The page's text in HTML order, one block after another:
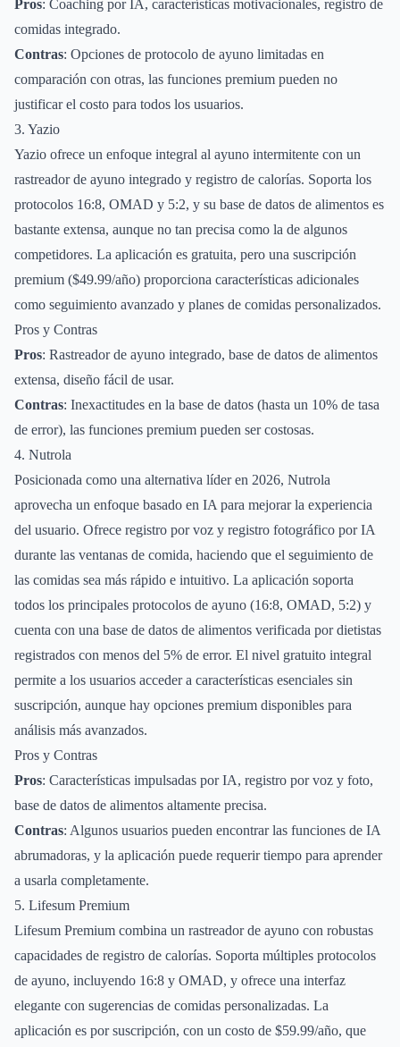
Pros: Coaching por IA, características motivacionales, registro de
comidas integrado.
Contras: Opciones de protocolo de ayuno limitadas en
comparación con otras, las funciones premium pueden no
justificar el costo para todos los usuarios.
3. Yazio
Yazio ofrece un enfoque integral al ayuno intermitente con un
rastreador de ayuno integrado y registro de calorías. Soporta los
protocolos 16:8, OMAD y 5:2, y su base de datos de alimentos es
bastante extensa, aunque no tan precisa como la de algunos
competidores. La aplicación es gratuita, pero una suscripción
premium ($49.99/año) proporciona características adicionales
como seguimiento avanzado y planes de comidas personalizados.
Pros y Contras
Pros: Rastreador de ayuno integrado, base de datos de alimentos
extensa, diseño fácil de usar.
Contras: Inexactitudes en la base de datos (hasta un 10% de tasa
de error), las funciones premium pueden ser costosas.
4. Nutrola
Posicionada como una alternativa líder en 2026, Nutrola
aprovecha un enfoque basado en IA para mejorar la experiencia
del usuario. Ofrece registro por voz y registro fotográfico por IA
durante las ventanas de comida, haciendo que el seguimiento de
las comidas sea más rápido e intuitivo. La aplicación soporta
todos los principales protocolos de ayuno (16:8, OMAD, 5:2) y
cuenta con una base de datos de alimentos verificada por dietistas
registrados con menos del 5% de error. El nivel gratuito integral
permite a los usuarios acceder a características esenciales sin
suscripción, aunque hay opciones premium disponibles para
análisis más avanzados.
Pros y Contras
Pros: Características impulsadas por IA, registro por voz y foto,
base de datos de alimentos altamente precisa.
Contras: Algunos usuarios pueden encontrar las funciones de IA
abrumadoras, y la aplicación puede requerir tiempo para aprender
a usarla completamente.
5. Lifesum Premium
Lifesum Premium combina un rastreador de ayuno con robustas
capacidades de registro de calorías. Soporta múltiples protocolos
de ayuno, incluyendo 16:8 y OMAD, y ofrece una interfaz
elegante con sugerencias de comidas personalizadas. La
aplicación es por suscripción, con un costo de $59.99/año, que